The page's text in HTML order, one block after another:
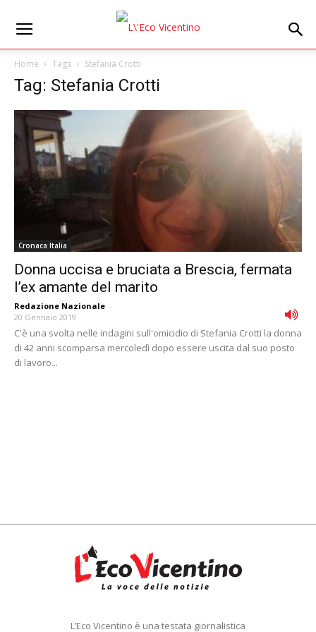
Home Tags Stefania Crotti
Tag: Stefania Crotti
Cronaca Italia
Donna uccisa e bruciata a Brescia, fermata
lʼex amante del marito
Redazione Nazionale -
20 Gennaio 2019
C'è una svolta nelle indagini sull'omicidio di Stefania Crotti la donna
di 42 anni scomparsa mercoledì dopo essere uscita dal suo posto
di lavoro...
L’Eco Vicentino è una testata giornalistica